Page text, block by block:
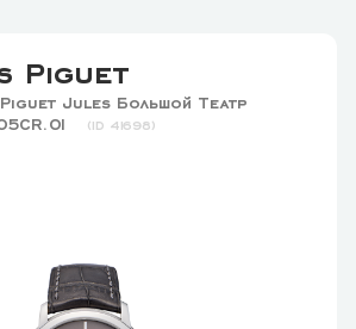
Piguet
Jules Большой Театр
41698